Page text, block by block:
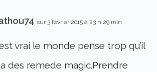
sur 3 février 2015 à 23 h 29 min
vrai le monde pense trop qu’il
des remede magic.Prendre